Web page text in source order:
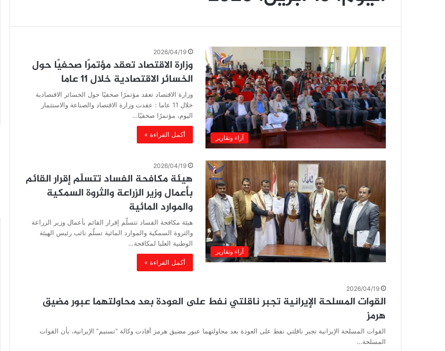
آراء وتقارير
2026/04/19
وزارة الاقتصاد تعقد مؤتمرًا صحفيًا حول
الخسائر الاقتصادية خلال 11 عاما
وزارة الاقتصاد تعقد مؤتمرًا صحفيًا حول الخسائر الاقتصادية
خلال 11 عاما : عقدت وزارة الاقتصاد والصناعة والاستثمار
اليوم، مؤتمرًا صحفيًا…
أكمل القراءة »
آراء وتقارير
2026/04/19
هيئة مكافحة الفساد تتسلّم إقرار القائم
بأعمال وزير الزراعة والثروة السمكية
والموارد المائية
هيئة مكافحة الفساد تتسلّم إقرار القائم بأعمال وزير الزراعة
والثروة السمكية والموارد المائية تسلّم نائب رئيس الهيئة
الوطنية العليا لمكافحة…
أكمل القراءة »
2026/04/19
القوات المسلحة الإيرانية تجبر ناقلتي نفط على العودة بعد محاولتهما عبور مضيق
هرمز
القوات المسلحة الإيرانية تجبر ناقلتي نفط على العودة بعد محاولتهما عبور مضيق هرمز أفادت وكالة “تسنيم” الإيرانية، بأن القوات
المسلحة…